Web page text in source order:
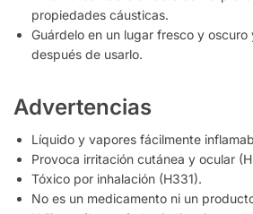
propiedades cáusticas.
Guárdelo en un lugar fresco y
después de usarlo.
Advertencias
Líquido y vapores fácilmente
Provoca irritación cutánea y ocular
Tóxico por inhalación (H331).
No es un medicamento ni un